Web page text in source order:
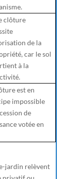
clôture
de la
car le sol
à la
est en
impossible
de
votée en
jardin relèvent